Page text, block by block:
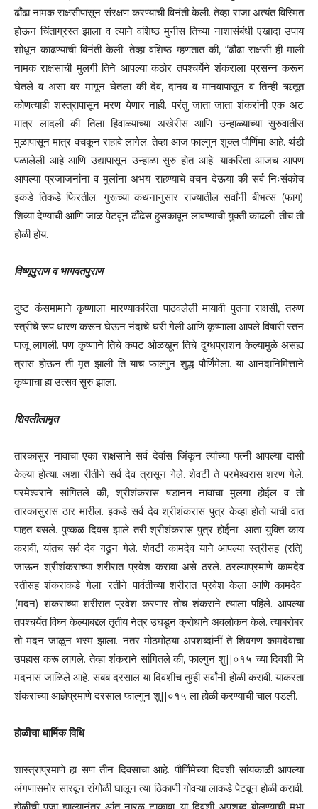
ढौंढा नामक राक्षसीपासून संरक्षण करण्याची विनंती केली. तेव्हा राजा अत्यंत विस्मित
होऊन चिंताग्रस्त झाला व त्याने वशिष्ठ मुनीस तिच्या नाशासंबंधी एखादा उपाय
शोधून काढण्याची विनंती केली. तेव्हा वशिष्ठ म्हणतात की, “ढौंढा राक्षसी ही माली
नामक राक्षसाची मुलगी तिने आपल्या कठोर तपश्चर्येने शंकराला प्रसन्न करून
घेतले व असा वर मागून घेतला की देव, दानव व मानवापासून व तिन्ही ऋतूत
कोणत्याही शस्त्रापासून मरण येणार नाही. परंतु जाता जाता शंकरांनी एक अट
मात्र लादली की तिला हिवाळ्याच्या अखेरीस आणि उन्हाळ्याच्या सुरुवातीस
मुळापासून मात्र वचकून राहावे लागेल. तेव्हा आज फाल्गुन शुक्ल पौर्णिमा आहे. थंडी
पळालेली आहे आणि उद्यापासून उन्हाळा सुरु होत आहे. याकरिता आजच आपण
आपल्या प्रजाजनांना व मुलांना अभय राहण्याचे वचन देऊया की सर्व निःसंकोच
इकडे तिकडे फिरतील. गुरूच्या कथनानुसार राज्यातील सर्वांनी बीभत्स (फाग)
शिव्या देण्याची आणि जाळ पेटवून ढौंढेस हुसकावून लावण्याची युक्ती काढली. तीच ती
होळी होय.
विष्णूपुराण व भागवतपुराण
दुष्ट कंसमामाने कृष्णाला मारण्याकरिता पाठवलेली मायावी पुतना राक्षसी, तरुण
स्त्रीचे रूप धारण करून घेऊन नंदाचे घरी गेली आणि कृष्णाला आपले विषारी स्तन
पाजू लागली. पण कृष्णाने तिचे कपट ओळखून तिचे दुग्धप्राशन केल्यामुळे असह्य
त्रास होऊन ती मृत झाली ति याच फाल्गुन शुद्ध पौर्णिमेला. या आनंदानिमित्ताने
कृष्णाचा हा उत्सव सुरु झाला.
शिवलीलामृत
तारकासुर नावाचा एका राक्षसाने सर्व देवांस जिंकून त्यांच्या पत्नी आपल्या दासी
केल्या होत्या. अशा रीतीने सर्व देव त्रासून गेले. शेवटी ते परमेश्वरास शरण गेले.
परमेश्वराने सांगितले की, श्रीशंकरास षडानन नावाचा मुलगा होईल व तो
तारकासुरास ठार मारील. इकडे सर्व देव श्रीशंकरास पुत्र केव्हा होतो याची वात
पाहत बसले. पुष्कळ दिवस झाले तरी श्रीशंकरास पुत्र होईना. आता युक्ति काय
करावी, यांतच सर्व देव गढून गेले. शेवटी कामदेव याने आपल्या स्त्रीसह (रति)
जाऊन श्रीशंकराच्या शरीरात प्रवेश करावा असे ठरले. ठरल्याप्रमाणे कामदेव
रतीसह शंकराकडे गेला. रतीने पार्वतीच्या शरीरात प्रवेश केला आणि कामदेव
(मदन) शंकराच्या शरीरात प्रवेश करणार तोच शंकराने त्याला पहिले. आपल्या
तपश्चर्येत विघ्न केल्याबद्दल तृतीय नेत्र उघडून क्रोधाने अवलोकन केले. त्याबरोबर
तो मदन जाळून भस्म झाला. नंतर मोठमोठ्या अपशब्दांनीं ते शिवगण कामदेवाचा
उपहास करू लागले. तेव्हा शंकराने सांगितले की, फाल्गुन शु||०१५ च्या दिवशी मि
मदनास जाळिले आहे. सबब दरसाल या दिवशीच तुम्ही सर्वांनी होळी करावी. याकरता
शंकराच्या आज्ञेप्रमाणे दरसाल फाल्गुन शु||०१५ ला होळी करण्याची चाल पडली.
होळीचा धार्मिक विधि
शास्त्राप्रमाणे हा सण तीन दिवसाचा आहे. पौर्णिमेच्या दिवशी सांयकाळी आपल्या
अंगणासमोर सारवून रांगोळी घालून त्या ठिकाणी गोवऱ्या लाकडे पेटवून होळी करावी.